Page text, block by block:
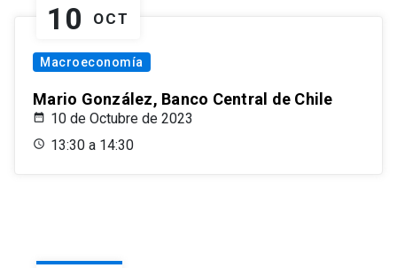
10 OCT
Macroeconomía
Mario González, Banco Central de Chile
10 de Octubre de 2023
13:30 a 14:30